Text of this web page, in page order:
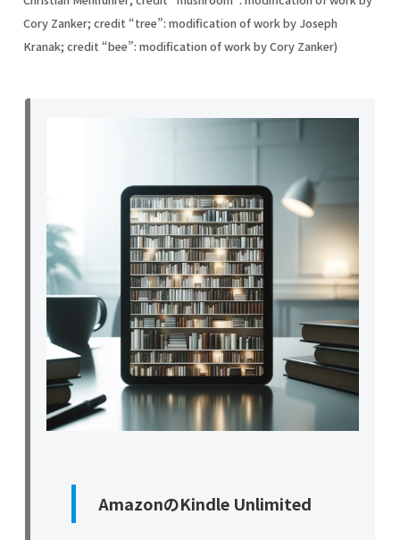
Cory Zanker; credit “tree”: modification of work by Joseph
Kranak; credit “bee”: modification of work by Cory Zanker)
AmazonのKindle Unlimited